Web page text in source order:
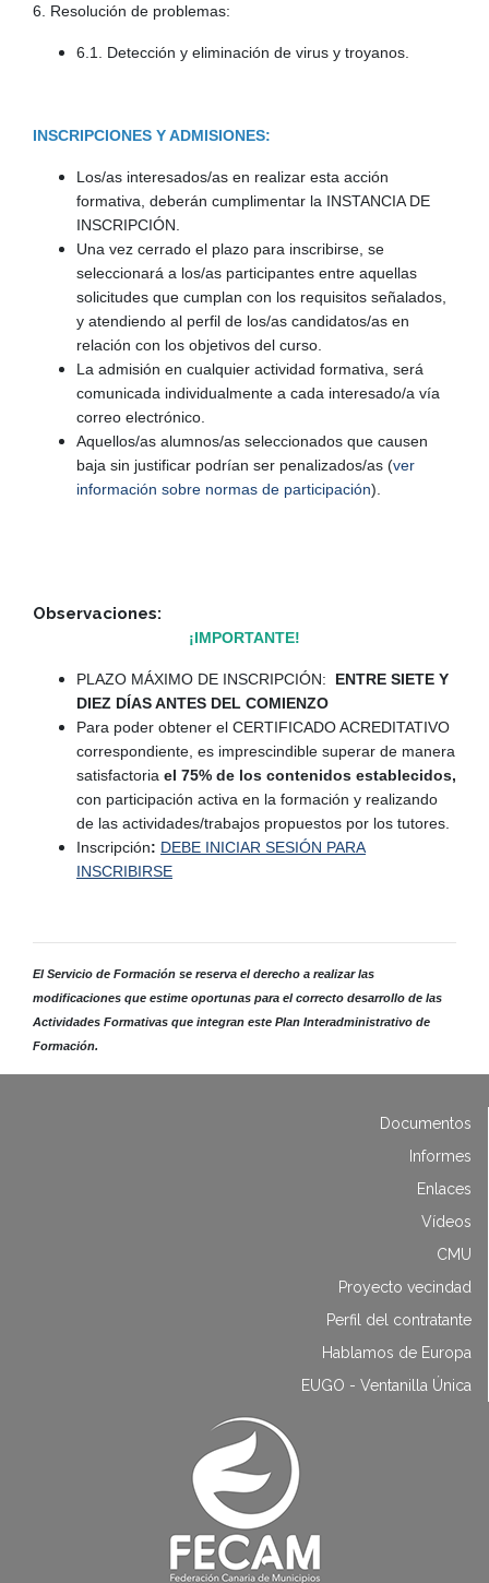
6. Resolución de problemas:
6.1. Detección y eliminación de virus y troyanos.
INSCRIPCIONES Y ADMISIONES:
Los/as interesados/as en realizar esta acción
formativa, deberán cumplimentar la INSTANCIA DE
INSCRIPCIÓN.
Una vez cerrado el plazo para inscribirse, se
seleccionará a los/as participantes entre aquellas
solicitudes que cumplan con los requisitos señalados,
y atendiendo al perfil de los/as candidatos/as en
relación con los objetivos del curso.
La admisión en cualquier actividad formativa, será
comunicada individualmente a cada interesado/a vía
correo electrónico.
Aquellos/as alumnos/as seleccionados que causen
baja sin justificar podrían ser penalizados/as (ver
información sobre normas de participación).
Observaciones:
¡IMPORTANTE!
PLAZO MÁXIMO DE INSCRIPCIÓN:
ENTRE SIETE Y
DIEZ DÍAS ANTES DEL COMIENZO
Para poder obtener el CERTIFICADO ACREDITATIVO
correspondiente, es imprescindible superar de manera
satisfactoria el 75% de los contenidos establecidos,
con participación activa en la formación y realizando
de las actividades/trabajos propuestos por los tutores.
Inscripción: DEBE INICIAR SESIÓN PARA
INSCRIBIRSE
El Servicio de Formación se reserva el derecho a realizar las
modificaciones que estime oportunas para el correcto desarrollo de las
Actividades Formativas que integran este Plan Interadministrativo de
Formación.
Documentos
Informes
Enlaces
Vídeos
CMU
Proyecto vecindad
Perfil del contratante
Hablamos de Europa
EUGO - Ventanilla Única